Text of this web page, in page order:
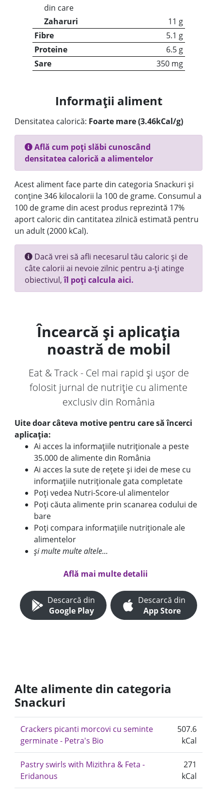
din care
Zaharuri
11 g
Fibre
5.1 g
Proteine
6.5 g
Sare
350 mg
Informații aliment
Densitatea calorică: Foarte mare (3.46kCal/g)
Află cum poți slăbi cunoscând
densitatea calorică a alimentelor
Acest aliment face parte din categoria Snackuri și
conține 346 kilocalorii la 100 de grame. Consumul a
100 de grame din acest produs reprezintă 17%
aport caloric din cantitatea zilnică estimată pentru
un adult (2000 kCal).
Dacă vrei să afli necesarul tău caloric și de
câte calorii ai nevoie zilnic pentru a-ți atinge
obiectivul,îl poți calcula aici.
Încearcă și aplicația
noastră de mobil
Eat & Track - Cel mai rapid și ușor de
folosit jurnal de nutriție cu alimente
exclusiv din România
Uite doar câteva motive pentru care să încerci
aplicația:
Ai acces la informațiile nutriționale a peste
35.000 de alimente din România
Ai acces la sute de rețete și idei de mese cu
informațiile nutriționale gata completate
Poți vedea Nutri-Score-ul alimentelor
Poți căuta alimente prin scanarea codului de
bare
Poți compara informațiile nutriționale ale
alimentelor
și multe multe altele...
Află mai multe detalii
Descarcă din
Google Play
Descarcă din
App Store
Alte alimente din categoria
Snackuri
Crackers picanti morcovi cu seminte
germinate - Petra's Bio
507.6
kCal
Pastry swirls with Mizithra & Feta -
Eridanous
271
kCal